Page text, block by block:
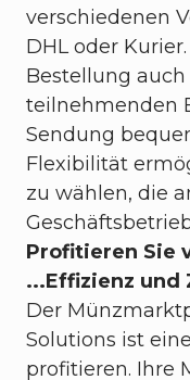
verschiedenen
DHL oder
Bestellung
teilnehmenden
Sendung
Flexibilität
zu wählen, die
Profitieren Sie
...Effizienz und
Der
Solutions ist
profitieren. Ihre